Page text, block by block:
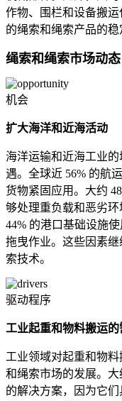
作物、围栏和设备搬
的绳索和绳索产品的稳
绳索和绳索市场动态
机会
扩大海洋和近海活动
海洋运输和近海工业
遇。全球近 56% 的航
货物紧固应用。大约
够处理重负载和恶劣
44% 的港口基础设施
拖曳作业。这些因素
索技术。
驱动程序
工业起重和物料搬运
工业领域对起重和物
和绳索市场的发展。
的解决方案，因为它